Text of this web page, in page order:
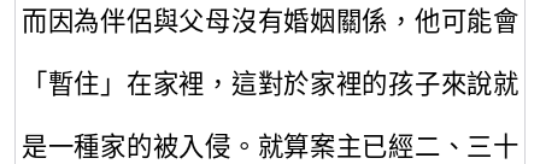
而因為伴侶與父母沒有婚姻關係，他可能會
「暫住」在家裡，這對於家裡的孩子來說就
是一種家的被入侵。 就算案主已經二、三十